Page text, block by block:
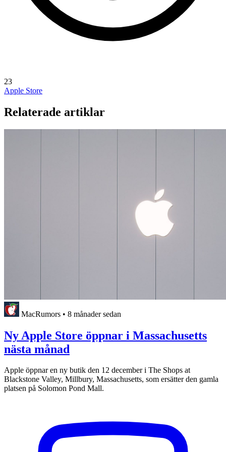
23
Apple Store
Relaterade artiklar
MacRumors • 8 månader sedan
Ny Apple Store öppnar i Massachusetts
nästa månad
Apple öppnar en ny butik den 12 december i The Shops at
Blackstone Valley, Millbury, Massachusetts, som ersätter den gamla
platsen på Solomon Pond Mall.